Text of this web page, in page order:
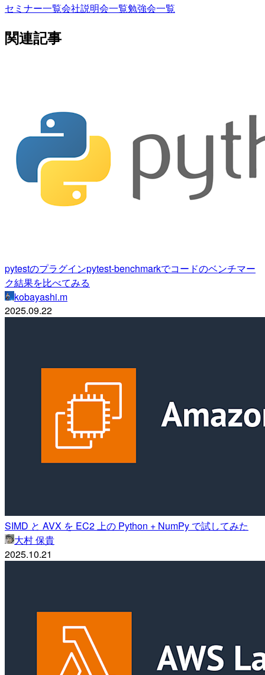
セミナー一覧会社説明会一覧勉強会一覧
関連記事
pytestのプラグインpytest-benchmarkでコードのベンチマー
ク結果を比べてみる
kobayashi.m
2025.09.22
SIMD と AVX を EC2 上の Python + NumPy で試してみた
大村 保貴
2025.10.21